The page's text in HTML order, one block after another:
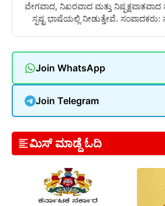
ವೇಗವಾದ, ನಿಖರವಾದ ಮತ್ತು ನಿಷ್ಪಕ್ಷಪಾತವಾದ
ಸ್ಪಷ್ಟ ಭಾಷೆಯಲ್ಲಿ ನೀಡುತ್ತೇವೆ.
Join WhatsApp
Join Telegram
ಮಿಸ್ ಮಾಡ್ದೆ ಓದಿ